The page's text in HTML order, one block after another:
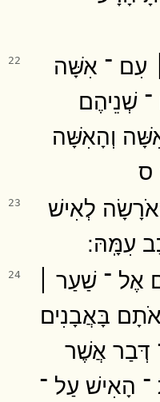
22
עִם ־ אִשָּׁה
שְׁנֵיהֶם
וְהָאִשָּׁה
ס
23
לְאִישׁ
עִמָּֽהּ ׃
24
אֶל ־ שַׁעַר ׀
בָּאֲבָנִים
דְּבַר אֲשֶׁר
הָאִישׁ עַל ־